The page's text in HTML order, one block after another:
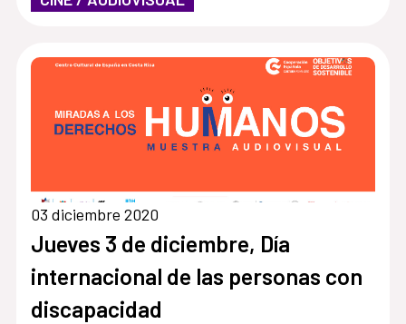
03 diciembre 2020
Jueves 3 de diciembre, Día
internacional de las personas con
discapacidad